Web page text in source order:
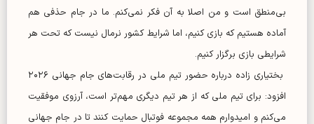
بی‌منطق است و من اصلا به آن فکر نمی‌کنم. ما در جام حذفی هم
آماده هستیم که بازی کنیم، اما شرایط کشور نرمال نیست که تحت هر
شرایطی بازی برگزار کنیم.
بختیاری زاده درباره حضور تیم ملی در رقابت‌های جام جهانی ۲۰۲۶
افزود: برای تیم ملی که از هر تیم دیگری مهم‌تر است، آرزوی موفقیت
می‌کنم و امیدوارم همه مجموعه فوتبال حمایت کنند تا در جام جهانی